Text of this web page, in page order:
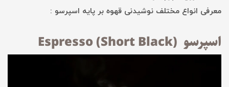
معرفی انواع مختلف نوشیدنی قهوه بر پایه اسپرسو :
اسپرسو (Espresso (Short Black